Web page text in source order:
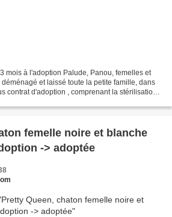
mois à l'adoption Palude, Panou, femelles et
et laissé toute la petite famille, dans
contrat d'adoption , comprenant la stérilisation,
femelle noire et blanche
-> adoptée